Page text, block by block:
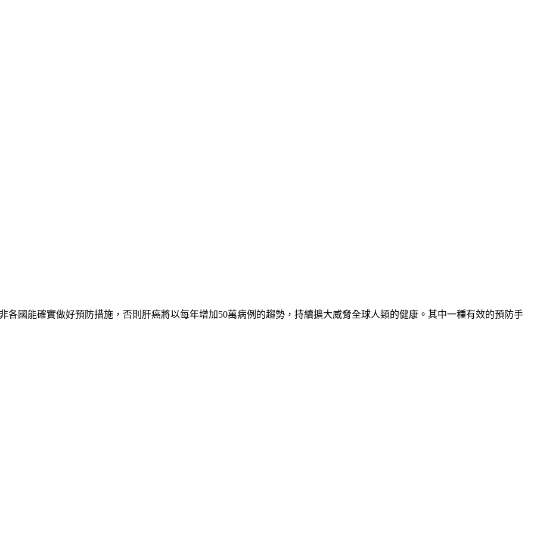
各國能確實做好預防措施，否則肝癌將以每年增加50萬病例的趨勢，持續擴大威脅全球人類的健康。其中一種有效的預防手